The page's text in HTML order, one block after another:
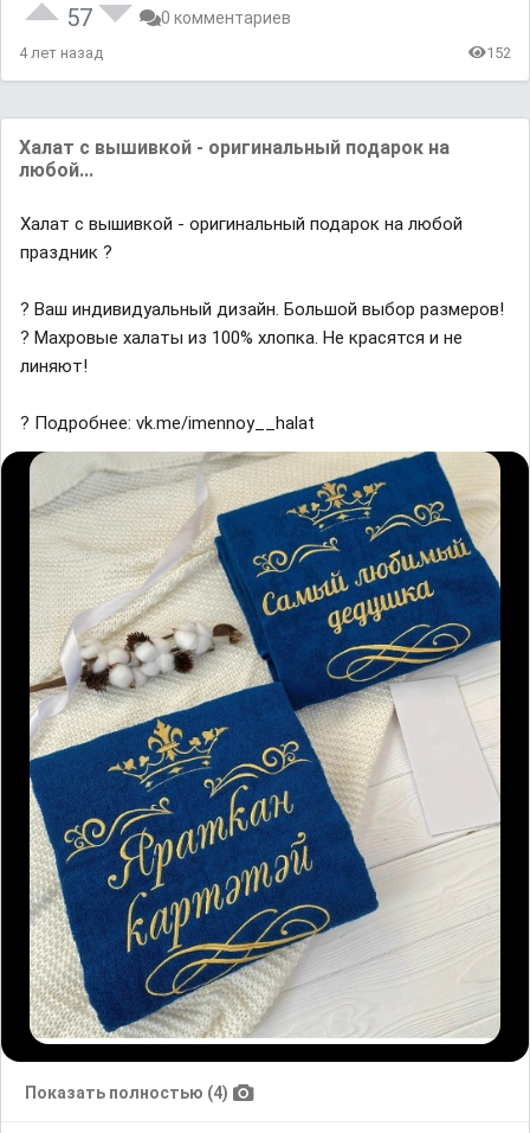
57 0 комментариев
4 лет назад 152
Халат с вышивкой - оригинальный подарок на
любой...
Халат с вышивкой - оригинальный подарок на любой
праздник ?
? Ваш индивидуальный дизайн. Большой выбор размеров!
? Махровые халаты из 100% хлопка. Не красятся и не
линяют!
? Подробнее: vk.me/imennoy__halat
Показать полностью (4)